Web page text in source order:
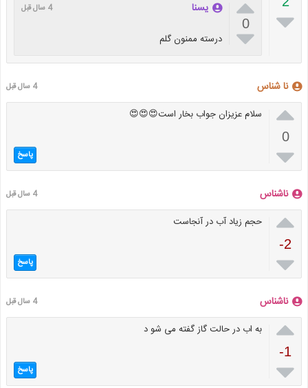


0

یسنا 4 سال قبل
درسته ممنون گلم
نا شناس 4 سال قبل

0

سلام عزیزان جواب بخار است😍😍😍
پاسخ
ناشناس 4 سال قبل

-2

حجم زیاد آب در آنجاست
پاسخ
ناشناس 4 سال قبل

-1

به اب در حالت گاز گفته می شو د
پاسخ